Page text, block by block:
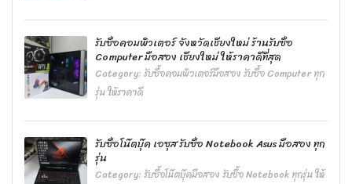
รับซื้อคอมพิวเตอร์ จังหวัดเชียงใหม่ ร้านรับซื้อ
Computer มือสอง เชียงใหม่ ให้ราคาดีที่สุด
Category:รับซื้อคอมพิวเตอร์มือสอง รับซื้อ Computer ทุก
รุ่น ให้ราคาดี
รับซื้อโน๊ตบุ๊ค เอซุส รับซื้อ Notebook Asus มือสอง ทุก
รุ่น
Category:รับซื้อโน๊ตบุ๊คมือสอง รับซื้อ Notebook ทุกรุ่น ให้